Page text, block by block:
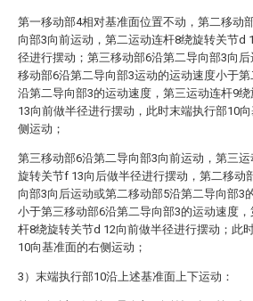
第一移动部4相对基准面位置不动，第二移动
向部3向前运动，第二运动连杆8绕旋转关节d
径进行摆动；第三移动部6沿第二导向部3向后
移动部6沿第二导向部3运动的运动速度小于
沿第二导向部3的运动速度，第三运动连杆9
13向前做半径进行摆动，此时末端执行部10
侧运动；
第三移动部6沿第二导向部3向前运动，第三
旋转关节f 13向后做半径进行摆动，第二移动
向部3向后运动或第二移动部5沿第二导向部3
小于第三移动部6沿第二导向部3的运动速度
杆8绕旋转关节d 12向前做半径进行摆动；此
10向基准面的右侧运动；
3）末端执行部10沿上述基准面上下运动：